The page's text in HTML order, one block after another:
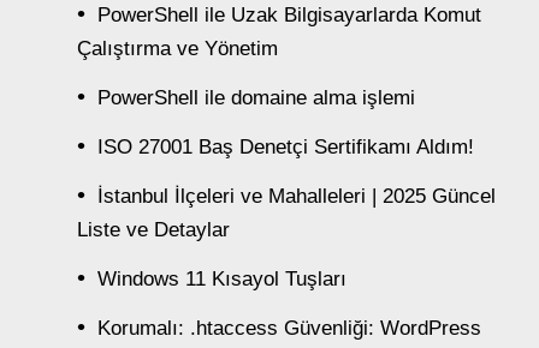
PowerShell ile Uzak Bilgisayarlarda Komut
Çalıştırma ve Yönetim
PowerShell ile domaine alma işlemi
ISO 27001 Baş Denetçi Sertifikamı Aldım!
İstanbul İlçeleri ve Mahalleleri | 2025 Güncel
Liste ve Detaylar
Windows 11 Kısayol Tuşları
Korumalı: .htaccess Güvenliği: WordPress